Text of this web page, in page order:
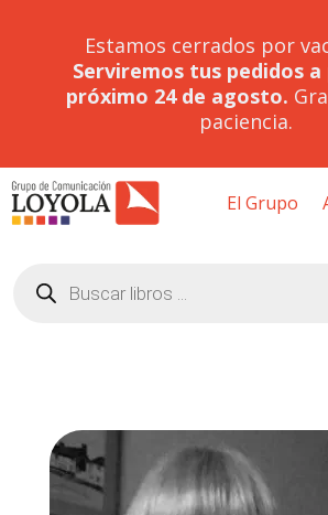
Estamos cerrados por
Serviremos tus pedidos
próximo 24 de agosto.
paciencia.
El Grupo
productos